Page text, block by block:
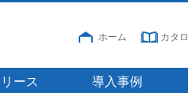
ホーム カタ
ース 導入事例